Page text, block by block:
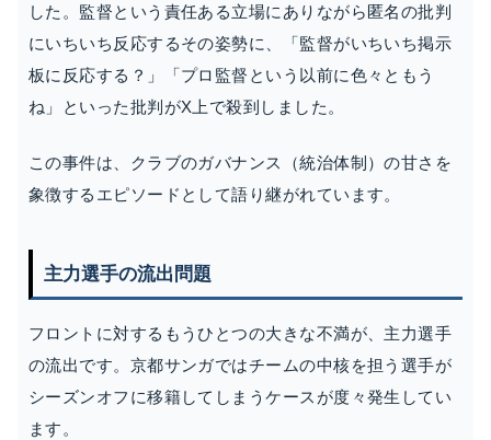
した。監督という責任ある立場にありながら匿名の批判
にいちいち反応するその姿勢に、「監督がいちいち掲示
板に反応する？」「プロ監督という以前に色々ともう
ね」といった批判がX上で殺到しました。
この事件は、クラブのガバナンス（統治体制）の甘さを
象徴するエピソードとして語り継がれています。
主力選手の流出問題
フロントに対するもうひとつの大きな不満が、主力選手
の流出です。京都サンガではチームの中核を担う選手が
シーズンオフに移籍してしまうケースが度々発生してい
ます。